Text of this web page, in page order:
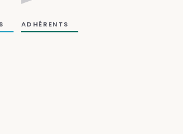
ADHÉRENTS